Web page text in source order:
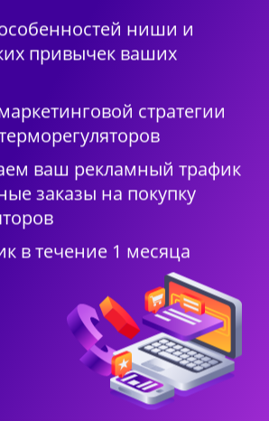
ниши и
привычек ваших
стратегии
ваш рекламный трафик
заказы на покупку
в течение 1 месяца